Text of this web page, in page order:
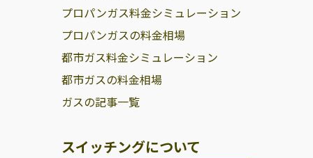
プロパンガス料金シミュレーション
プロパンガスの料金相場
都市ガス料金シミュレーション
都市ガスの料金相場
ガスの記事一覧
スイッチングについて